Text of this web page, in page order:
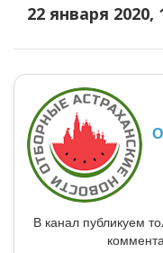
22 января 2020,
В канал публикуем